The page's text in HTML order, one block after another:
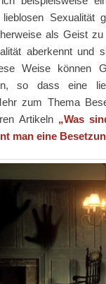
lieblosen Sexualität
als Geist
aberkennt und
Weise können
so dass eine
zum Thema
Artikeln „Was
man eine